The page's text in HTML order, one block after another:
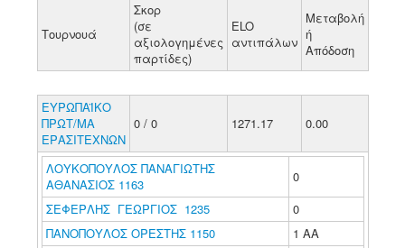
Τουρνουά
Σκορ
(σε
αξιολογημένες
παρτίδες)
ELO
αντιπάλων
Μεταβολή
ή
Απόδοση
ΕΥΡΩΠΑΪΚΟ
ΠΡΩΤ/ΜΑ
ΕΡΑΣΙΤΕΧΝΩΝ
0 / 0 1271.17 0.00
ΛΟΥΚΟΠΟΥΛΟΣ ΠΑΝΑΓΙΩΤΗΣ
ΑΘΑΝΑΣΙΟΣ 1163
0
ΣΕΦΕΡΛΗΣ ΓΕΩΡΓΙΟΣ 1235
0
ΠΑΝΟΠΟΥΛΟΣ ΟΡΕΣΤΗΣ 1150
1 ΑΑ